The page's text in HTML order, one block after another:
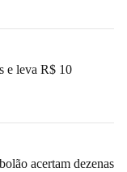
e leva R$ 10
acertam dezenas